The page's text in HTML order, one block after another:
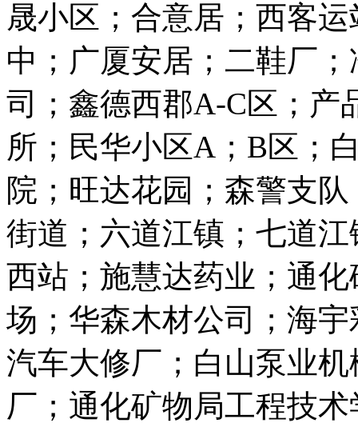
晟小区；合意居；西客
中；广厦安居；二鞋厂
司；鑫德西郡A-C区；产
所；民华小区A；B区；
院；旺达花园；森警支
街道；六道江镇；七道
西站；施慧达药业；通
场；华森木材公司；海
汽车大修厂；白山泵业
厂；通化矿物局工程技